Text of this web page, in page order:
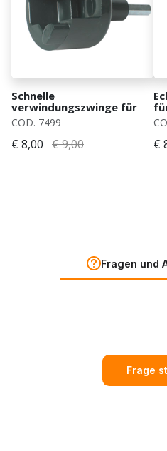
Schnelle
verwindungszwinge für
schraubeisolator
COD. 7499
€ 8,00 € 9,00 €
Fragen und
Frage